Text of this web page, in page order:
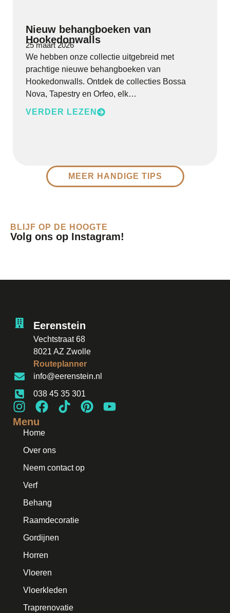
Nieuw behangboeken van
Hookedonwalls
25 maart 2026
We hebben onze collectie uitgebreid met
prachtige nieuwe behangboeken van
Hookedonwalls. Ontdek de collecties Bossa
Nova, Tapestry en Orfeo, elk…
VERDER LEZEN
MEER HANDIGE TIPS
BLIJF OP DE HOOGTE
Volg ons op Instagram!
Eerenstein
Vechtstraat 68
8021 AZ Zwolle
Routeplanner
info@eerenstein.nl
038 45 35 301
Menu
Home
Over ons
Neem contact op
Verf
Behang
Raamdecoratie
Gordijnen
Horren
Vloeren
Vloerkleden
Traprenovatie